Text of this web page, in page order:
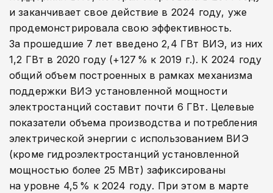
и заканчивает свое действие в 2024 году, уже
продемонстрировала свою эффективность.
За прошедшие 7 лет введено 2,4 ГВт ВИЭ, из них
1,2 ГВт в 2020 году (+127 % к 2019 г.). К 2024 году
общий объем построенных в рамках механизма
поддержки ВИЭ установленной мощности
электростанций составит почти 6 ГВт. Целевые
показатели объема производства и потребления
электрической энергии с использованием ВИЭ
(кроме гидроэлектростанций установленной
мощностью более 25 МВт) зафиксированы
на уровне 4,5 % к 2024 году. При этом в марте